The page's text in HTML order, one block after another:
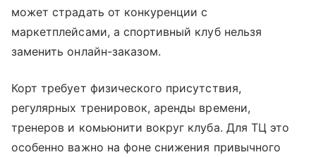
может страдать от конкуренции с
маркетплейсами, а спортивный клуб нельзя
заменить онлайн-заказом.
Корт требует физического присутствия,
регулярных тренировок, аренды времени,
тренеров и комьюнити вокруг клуба. Для ТЦ это
особенно важно на фоне снижения привычного